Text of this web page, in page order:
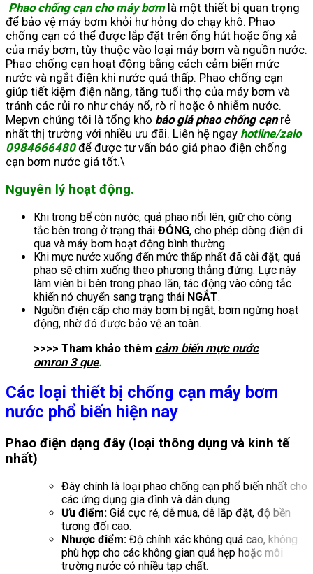
Phao chống cạn cho máy bơm là một thiết bị quan trọng
để bảo vệ máy bơm khỏi hư hỏng do chạy khô. Phao
chống cạn có thể được lắp đặt trên ống hút hoặc ống xả
của máy bơm, tùy thuộc vào loại máy bơm và nguồn nước.
Phao chống cạn hoạt động bằng cách cảm biến mức
nước và ngắt điện khi nước quá thấp. Phao chống cạn
giúp tiết kiệm điện năng, tăng tuổi thọ của máy bơm và
tránh các rủi ro như cháy nổ, rò rỉ hoặc ô nhiễm nước.
Mepvn chúng tôi là tổng kho báo giá phao chống cạnrẻ
nhất thị trường với nhiều ưu đãi. Liên hệ ngay hotline/zalo
0984666480để được tư vấn báo giá phao điện chống
cạn bơm nước giá tốt.\
Nguyên lý hoạt động.
Khi trong bể còn nước, quả phao nổi lên, giữ cho công
tắc bên trong ở trạng thái ĐÓNG, cho phép dòng điện đi
qua và máy bơm hoạt động bình thường.
Khi mực nước xuống đến mức thấp nhất đã cài đặt, quả
phao sẽ chìm xuống theo phương thẳng đứng. Lực này
làm viên bi bên trong phao lăn, tác động vào công tắc
khiến nó chuyển sang trạng thái NGẮT.
Nguồn điện cấp cho máy bơm bị ngắt, bơm ngừng hoạt
động, nhờ đó được bảo vệ an toàn.
>>>> Tham khảo thêm cảm biến mực nước
omron 3 que.
Các loại thiết bị chống cạn máy bơm
nước phổ biến hiện nay
Phao điện dạng đây (loại thông dụng và kinh tế
nhất)
Đây chính là loại phao chống cạn phổ biến nhất cho
các ứng dụng gia đình và dân dụng.
Ưu điểm: Giá cực rẻ, dễ mua, dễ lắp đặt, độ bền
tương đối cao.
Nhược điểm: Độ chính xác không quá cao, không
phù hợp cho các không gian quá hẹp hoặc môi
trường nước có nhiều tạp chất.